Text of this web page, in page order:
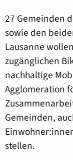
27 Gemeinden
sowie den
Lausanne
zugänglichen
nachhaltige
Agglomeration
Gemeinden,
stellen.